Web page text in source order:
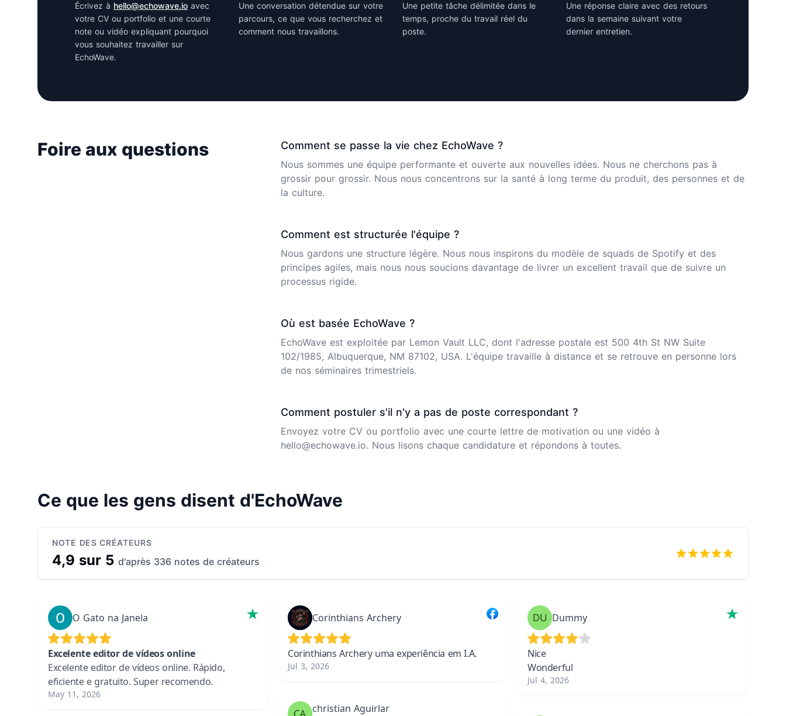
Écrivez à hello@echowave.io avec
votre CV ou portfolio et une courte
note ou vidéo expliquant pourquoi
vous souhaitez travailler sur
EchoWave.
Une conversation détendue sur votre
parcours, ce que vous recherchez et
comment nous travaillons.
Une petite tâche délimitée dans le
temps, proche du travail réel du
poste.
Une réponse claire avec des retours
dans la semaine suivant votre
dernier entretien.
Foire aux questions Comment se passe la vie chez EchoWave ?
Nous sommes une équipe performante et ouverte aux nouvelles idées. Nous ne cherchons pas à
grossir pour grossir. Nous nous concentrons sur la santé à long terme du produit, des personnes et de
la culture.
Comment est structurée l'équipe ?
Nous gardons une structure légère. Nous nous inspirons du modèle de squads de Spotify et des
principes agiles, mais nous nous soucions davantage de livrer un excellent travail que de suivre un
processus rigide.
Où est basée EchoWave ?
EchoWave est exploitée par Lemon Vault LLC, dont l'adresse postale est 500 4th St NW Suite
102/1985, Albuquerque, NM 87102, USA. L'équipe travaille à distance et se retrouve en personne lors
de nos séminaires trimestriels.
Comment postuler s'il n'y a pas de poste correspondant ?
Envoyez votre CV ou portfolio avec une courte lettre de motivation ou une vidéo à
hello@echowave.io. Nous lisons chaque candidature et répondons à toutes.
Ce que les gens disent d'EchoWave
NOTE DES CRÉATEURS
4,9 sur 5 d'après 336 notes de créateurs